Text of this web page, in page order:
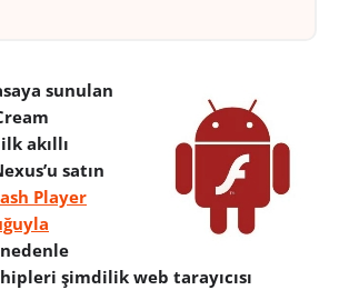
sunulan
akıllı
satın
Player
şimdilik web tarayıcısı